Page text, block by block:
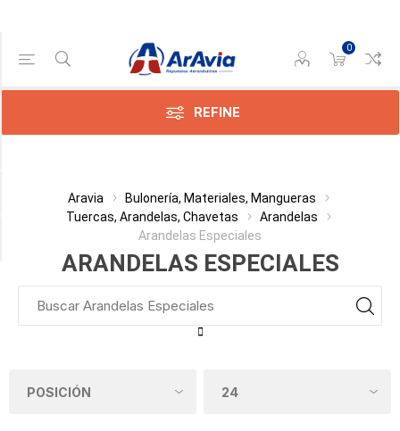
0
REFINE
Aravia
Bulonería, Materiales, Mangueras
Tuercas, Arandelas, Chavetas
Arandelas
Arandelas Especiales
ARANDELAS ESPECIALES
Gama de precios
Min:$0.00
Categoría